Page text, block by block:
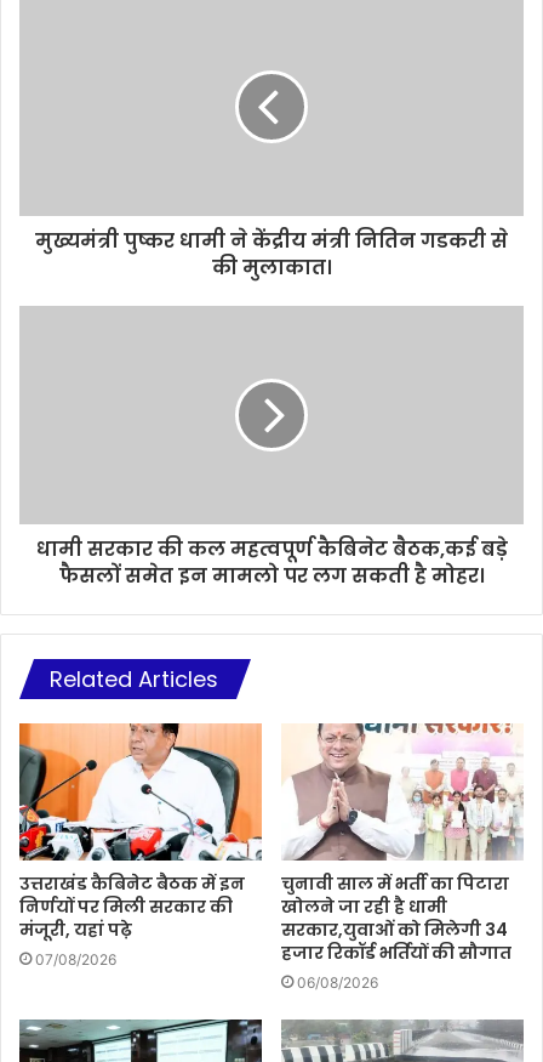
मुख्यमंत्री पुष्कर धामी ने केंद्रीय मंत्री नितिन गडकरी से
की मुलाकात।
धामी सरकार की कल महत्वपूर्ण कैबिनेट बैठक,कई बड़े
फैसलों समेत इन मामलो पर लग सकती है मोहर।
Related Articles
उत्तराखंड कैबिनेट बैठक में इन
निर्णयों पर मिली सरकार की
मंजूरी, यहां पढ़े
07/08/2026
चुनावी साल में भर्ती का पिटारा
खोलने जा रही है धामी
सरकार,युवाओं को मिलेगी 34
हजार रिकॉर्ड भर्तियों की सौगात
06/08/2026